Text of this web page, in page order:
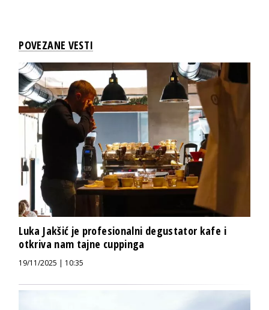
POVEZANE VESTI
Luka Jakšić je profesionalni degustator kafe i
otkriva nam tajne cuppinga
19/11/2025 | 10:35